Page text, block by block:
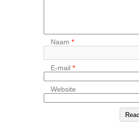
Naam*
E-mail*
Website